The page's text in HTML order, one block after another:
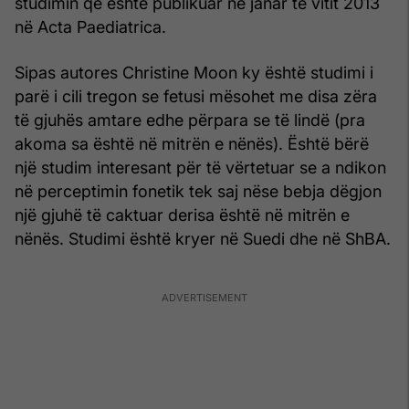
në Acta Paediatrica.
Sipas autores Christine Moon ky është studimi i
parë i cili tregon se fetusi mësohet me disa zëra
të gjuhës amtare edhe përpara se të lindë (pra
akoma sa është në mitrën e nënës). Është bërë
një studim interesant për të vërtetuar se a ndikon
në perceptimin fonetik tek saj nëse bebja dëgjon
një gjuhë të caktuar derisa është në mitrën e
nënës. Studimi është kryer në Suedi dhe në ShBA.